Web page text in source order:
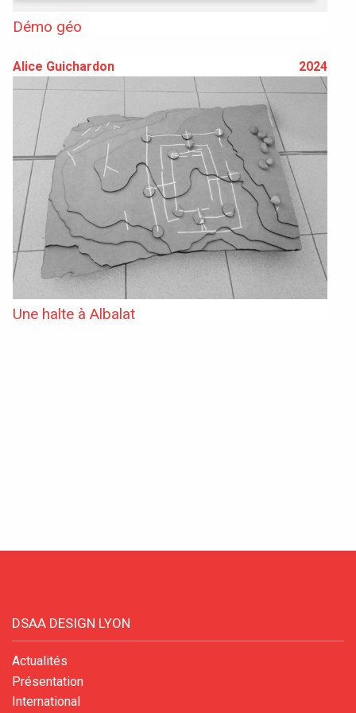
Accéder au site officiel de l'école
Démo géo
Alice Guichardon 2024
Une halte à Albalat
DSAA DESIGN LYON
Actualités
Présentation
International